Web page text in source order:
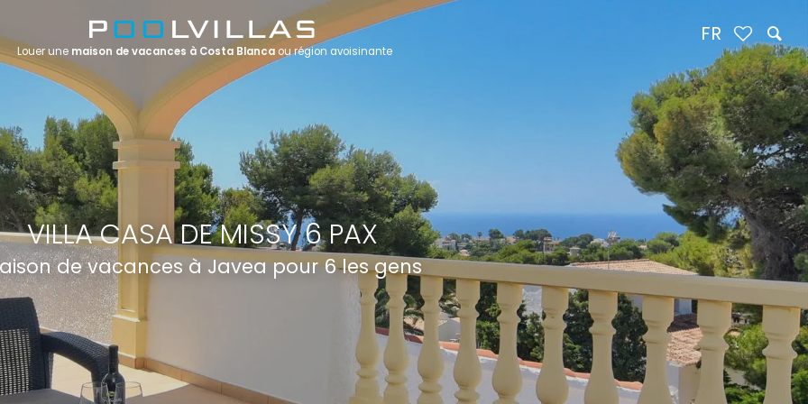
VILLA CASA DE MISSY 6 PAX
de vacances à Javea pour 6 les gens
Louer une maison de vacances à Costa Blanca ou région avoisinante
FR